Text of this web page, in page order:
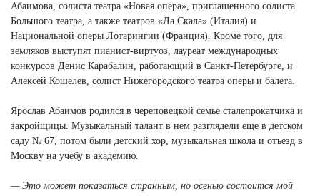
Абаимова, солиста театра «Новая опера», приглашенного солиста
Большого театра, а также театров «Ла Скала» (Италия) и
Национальной оперы Лотарингии (Франция). Кроме того, для
земляков выступят пианист-виртуоз, лауреат международных
конкурсов Денис Карабалин, работающий в Санкт-Петербурге, и
Алексей Кошелев, солист Нижегородского театра оперы и балета.
Ярослав Абаимов родился в череповецкой семье сталепрокатчика и
закройщицы. Музыкальный талант в нем разглядели еще в детском
саду № 67, потом были детский хор, музыкальная школа и отъезд в
Москву на учебу в академию.
— Это может показаться странным, но осенью состоится мой